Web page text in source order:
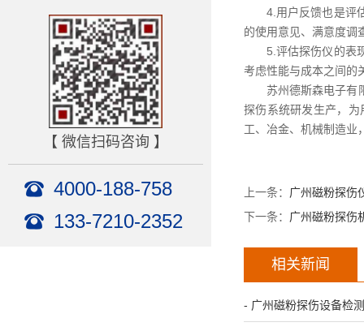
【 微信扫码咨询 】
4000-188-758
133-7210-2352
4.用户反馈也是评
的使用意见、满意度调
5.评估探伤仪的表
考虑性能与成本之间的
苏州德斯森电子有
探伤系统研发生产，
工、冶金、机械制造业
上一条： 广州磁粉探伤
下一条： 广州磁粉探伤
相关新闻
- 广州磁粉探伤设备检